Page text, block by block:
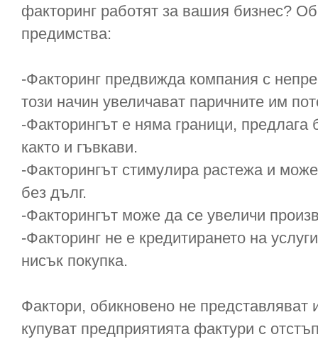
факторинг работят за вашия бизнес?
предимства:
-Факторинг предвижда компания с
този начин увеличават паричните им
-Факторингът е няма граници, предлага
както и гъвкави.
-Факторингът стимулира растежа и
без дълг.
-Факторингът може да се увеличи
-Факторинг не е кредитирането на
нисък покупка.
Фактори, обикновено не представляват
купуват предприятията фактури с